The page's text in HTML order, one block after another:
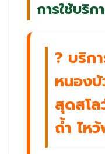
การใช้บริก
? บริก
หนอง
สุดสโล
ถ้ำ ไห